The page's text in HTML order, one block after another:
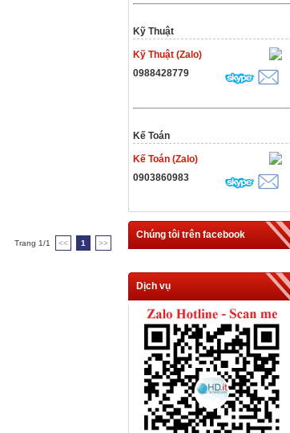
Trang 1/1 << 1 >>
Kỹ Thuật
Kỹ Thuật (Zalo)
0988428779
Kế Toán
Kế Toán (Zalo)
0903860983
Chúng tôi trên facebook
Dịch vụ